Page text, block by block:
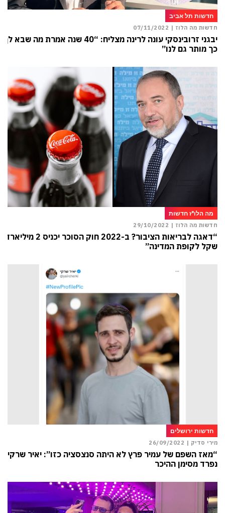
חדשות תל אביב
חדשות מה הלוז | 07/11/2022
יבגני זרובינסקי עונה לרינה מצליח: “40 שנה אמרת מה שבא לך,
כך מותר גם לנו”
מה הלו"ז חדשות
חדשות מה הלוז | 29/10/2022
“דאגה לבריאות הציבור? ב-2022 חוק הסוכר יכניס 2 מיליארד
שקל לקופת המדינה”
חדשות ירושלים
מירי סדיק | 26/09/2022
“מאז השפם של עמיר פרץ לא היתה סנצסציה כזו”: יאיר שרקי
נפרד מסימן ההיכר